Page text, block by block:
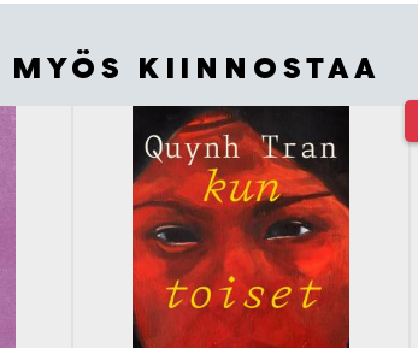
KIINNOSTAA